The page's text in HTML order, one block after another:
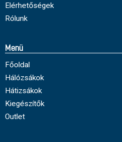
Elérhetőségek
Rólunk
Menü
Főoldal
Hálózsákok
Hátizsákok
Kiegészítők
Outlet